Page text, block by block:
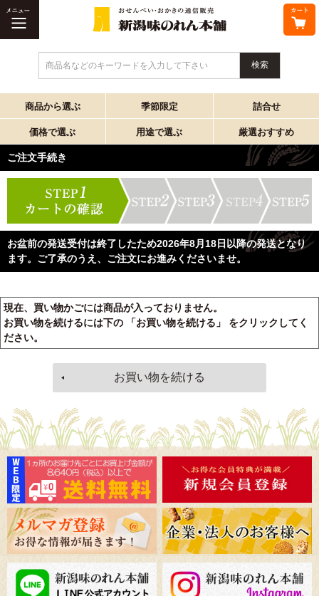
商品名などのキーワードを入力して下さい
商品から選ぶ 季節限定 詰合せ
価格で選ぶ 用途で選ぶ 厳選おすすめ
ご注文手続き
お盆前の発送受付は終了したため2026年8月18日以降の発送となり
ます。ご了承のうえ、ご注文にお進みくださいませ。
現在、買い物かごには商品が入っておりません。
お買い物を続けるには下の 「お買い物を続ける」 をクリックしてく
ださい。